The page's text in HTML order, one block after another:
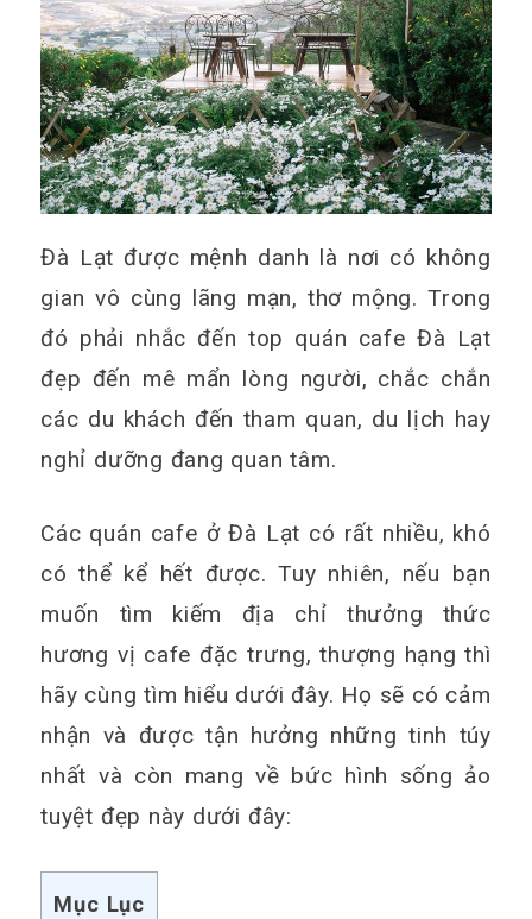
Đà Lạt được mệnh danh là nơi có không
gian vô cùng lãng mạn, thơ mộng. Trong
đó phải nhắc đến top quán cafe Đà Lạt
đẹp đến mê mẩn lòng người, chắc chắn
các du khách đến tham quan, du lịch hay
nghỉ dưỡng đang quan tâm.
Các quán cafe ở Đà Lạt có rất nhiều, khó
có thể kể hết được. Tuy nhiên, nếu bạn
muốn tìm kiếm địa chỉ thưởng thức
hương vị cafe đặc trưng, thượng hạng thì
hãy cùng tìm hiểu dưới đây. Họ sẽ có cảm
nhận và được tận hưởng những tinh túy
nhất và còn mang về bức hình sống ảo
tuyệt đẹp này dưới đây:
Mục Lục